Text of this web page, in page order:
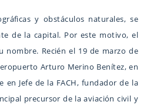
y obstáculos naturales, se
de la capital. Por este motivo, el
nombre. Recién el 19 de marzo de
Arturo Merino Benítez, en
Jefe de la FACH, fundador de la
precursor de la aviación civil y